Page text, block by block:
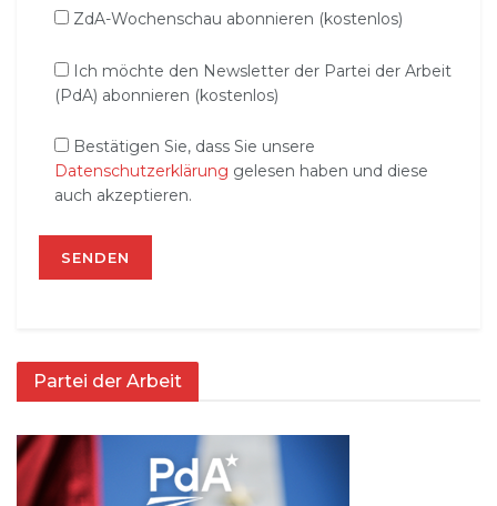
ZdA-Wochenschau abonnieren (kostenlos)
Ich möchte den Newsletter der Partei der Arbeit
(PdA) abonnieren (kostenlos)
Bestätigen Sie, dass Sie unsere
Datenschutzerklärung gelesen haben und diese
auch akzeptieren.
Partei der Arbeit